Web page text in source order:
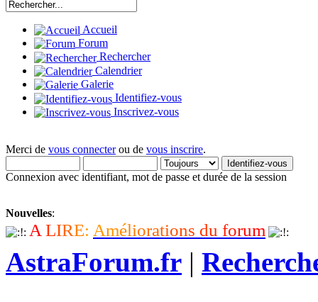
Accueil
Forum
Rechercher
Calendrier
Galerie
Identifiez-vous
Inscrivez-vous
Merci de vous connecterou de vous inscrire.
Connexion avec identifiant, mot de passe et durée de la session
Nouvelles:
A LIRE: Améliorations du forum
AstraForum.fr |